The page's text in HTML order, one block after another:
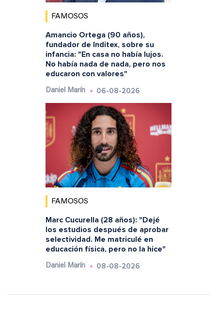
FAMOSOS
Amancio Ortega (90 años),
fundador de Inditex, sobre su
infancia: "En casa no había lujos.
No había nada de nada, pero nos
educaron con valores"
Daniel Marín 06-08-2026
FAMOSOS
Marc Cucurella (28 años): "Dejé
los estudios después de aprobar
selectividad. Me matriculé en
educación física, pero no la hice"
Daniel Marín 08-08-2026